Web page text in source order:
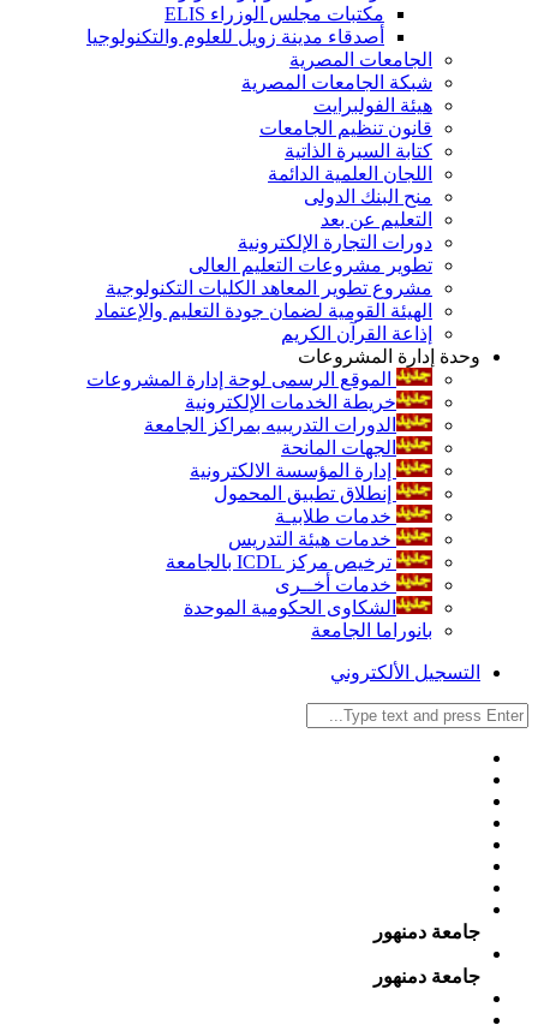
مكتبات مجلس الوزراء ELIS
أصدقاء مدينة زويل للعلوم والتكنولوجيا
الجامعات المصرية
شبكة الجامعات المصرية
هيئة الفولبرايت
قانون تنظيم الجامعات
كتابة السيرة الذاتية
اللجان العلمية الدائمة
منح البنك الدولى
التعليم عن بعد
دورات التجارة الإلكترونية
تطوير مشروعات التعليم العالى
مشروع تطوير المعاهد الكليات التكنولوجية
الهيئة القومية لضمان جودة التعليم والإعتماد
إذاعة القرآن الكريم
وحدة إدارة المشروعات
الموقع الرسمى لوحة إدارة المشروعات
خريطة الخدمات الإلكترونية
الدورات التدريبيه بمراكز الجامعة
الجهات المانحة
إدارة المؤسسة الالكترونية
إنطلاق تطبيق المحمول
خدمات طلابيـة
خدمات هيئة التدريس
ترخيص مركز ICDL بالجامعة
خدمات أخــرى
الشكاوى الحكومية الموحدة
بانوراما الجامعة
التسجيل الألكتروني
جامعة دمنهور
جامعة دمنهور